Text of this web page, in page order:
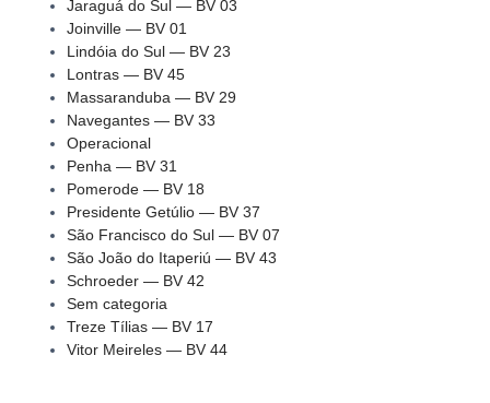
Jaraguá do Sul — BV 03
Joinville — BV 01
Lindóia do Sul — BV 23
Lontras — BV 45
Massaranduba — BV 29
Navegantes — BV 33
Operacional
Penha — BV 31
Pomerode — BV 18
Presidente Getúlio — BV 37
São Francisco do Sul — BV 07
São João do Itaperiú — BV 43
Schroeder — BV 42
Sem categoria
Treze Tílias — BV 17
Vitor Meireles — BV 44